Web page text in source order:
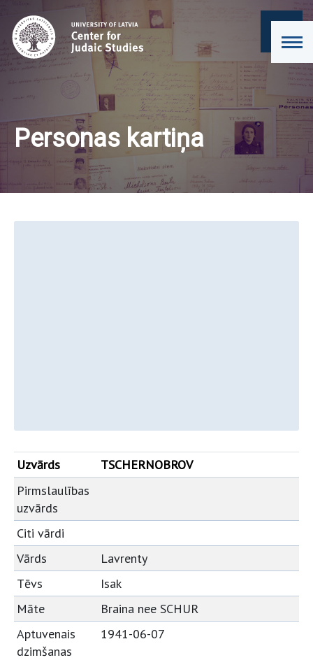
Personas kartiņa
Uzvārds
TSCHERNOBROV
Pirmslaulības
uzvārds
Citi vārdi
Vārds
Lavrenty
Tēvs
Isak
Māte
Braina nee SCHUR
Aptuvenais
dzimšanas
1941-06-07